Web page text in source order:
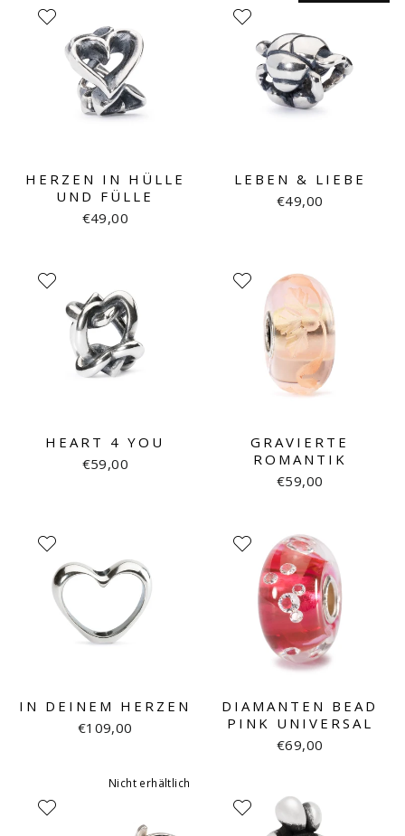
HERZEN IN HÜLLE
UND FÜLLE
€49,00
LEBEN & LIEBE
€49,00
HEART 4 YOU
€59,00
GRAVIERTE
ROMANTIK
€59,00
IN DEINEM HERZEN
€109,00
DIAMANTEN BEAD
PINK UNIVERSAL
€69,00
Nicht erhältlich